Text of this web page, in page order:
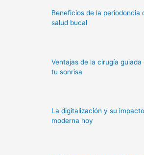
Beneficios de la periodoncia
salud bucal
Ventajas de la cirugía
tu sonrisa
La digitalización y su
moderna hoy